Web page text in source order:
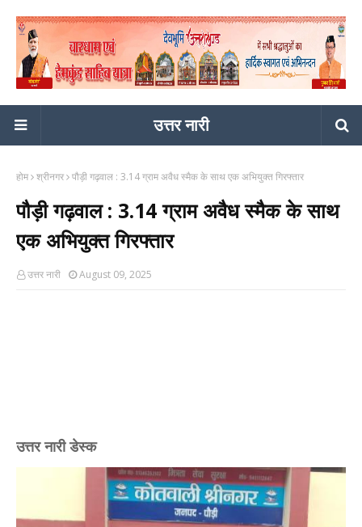
उत्तर नारी
होम श्रीनगर पौड़ी गढ़वाल : 3.14 ग्राम अवैध स्मैक के साथ एक अभियुक्त गिरफ्तार
पौड़ी गढ़वाल : 3.14 ग्राम अवैध स्मैक के साथ
एक अभियुक्त गिरफ्तार
उत्तर नारी August 09, 2025
उत्तर नारी डेस्क